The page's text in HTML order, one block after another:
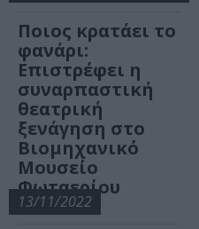
Ποιος κρατάει το
φανάρι:
Επιστρέφει η
συναρπαστική
θεατρική
ξενάγηση στο
Βιομηχανικό
Μουσείο
Φωταερίου
13/11/2022